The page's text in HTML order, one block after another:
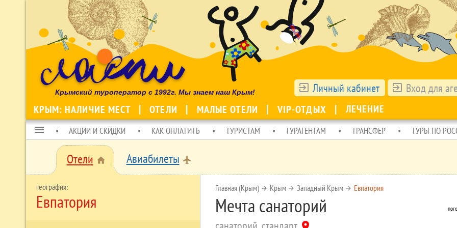
Крымский туроператор с 1992г. Мы знаем наш Крым! exit_to_app Личный кабинет exit_to_app Вход для
КРЫМ: НАЛИЧИЕ МЕСТ ОТЕЛИ МАЛЫЕ ОТЕЛИ VIP-ОТДЫХ ЛЕЧЕНИЕ
menu АКЦИИ И СКИДКИ КАК ОПЛАТИТЬ ТУРИСТАМ ТУРАГЕНТАМ ТРАНСФЕР ТУРЫ ПО
Отели home Авиабилеты local_airport
Евпатория
Главная (Крым) arrow_forward Крым arrow_forward Западный Крым arrow_forward Евпатория
Мечта санаторий